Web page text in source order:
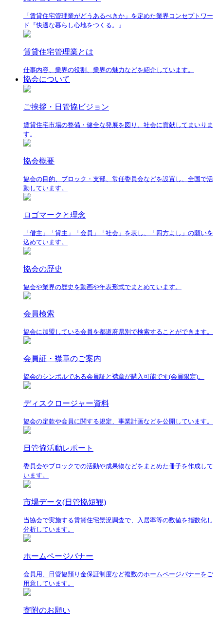
「賃貸住宅管理業がどうあるべきか」を定めた業界コンセプトワー
ド『快適な暮らし心地をつくる。』
賃貸住宅管理業とは
仕事内容、業界の役割、業界の魅力などを紹介しています。
協会について
ご挨拶・日管協ビジョン
賃貸住宅市場の整備・健全な発展を図り、社会に貢献してまいりま
す。
協会概要
協会の目的、ブロック・支部、常任委員会などを設置し、全国で活
動しています。
ロゴマークと理念
「借主」「貸主」「会員」「社会」を表し、「四方よし」の願いを
込めています。
協会の歴史
協会や業界の歴史を動画や年表形式でまとめています。
会員検索
協会に加盟している会員を都道府県別で検索することができます。
会員証・襟章のご案内
協会のシンボルである会員証と襟章が購入可能です(会員限定)。
ディスクロージャー資料
協会の定款や会員に関する規定、事業計画などを公開しています。
日管協活動レポート
委員会やブロックでの活動や成果物などをまとめた冊子を作成して
います。
市場データ(日管協短観)
当協会で実施する賃貸住宅景況調査で、入居率等の数値を指数化し
分析しています。
ホームページバナー
会員用、日管協預り金保証制度など複数のホームページバナーをご
用意しています。
寄附のお願い